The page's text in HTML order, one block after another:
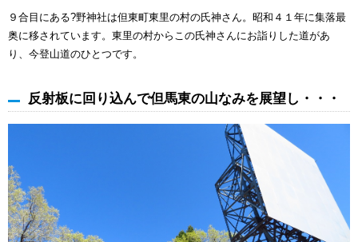
９合目にある?野神社は但東町東里の村の氏神さん。昭和４１年に集落最
奥に移されています。東里の村からこの氏神さんにお詣りした道があ
り、今登山道のひとつです。
反射板に回り込んで但馬東の山なみを展望し・・・